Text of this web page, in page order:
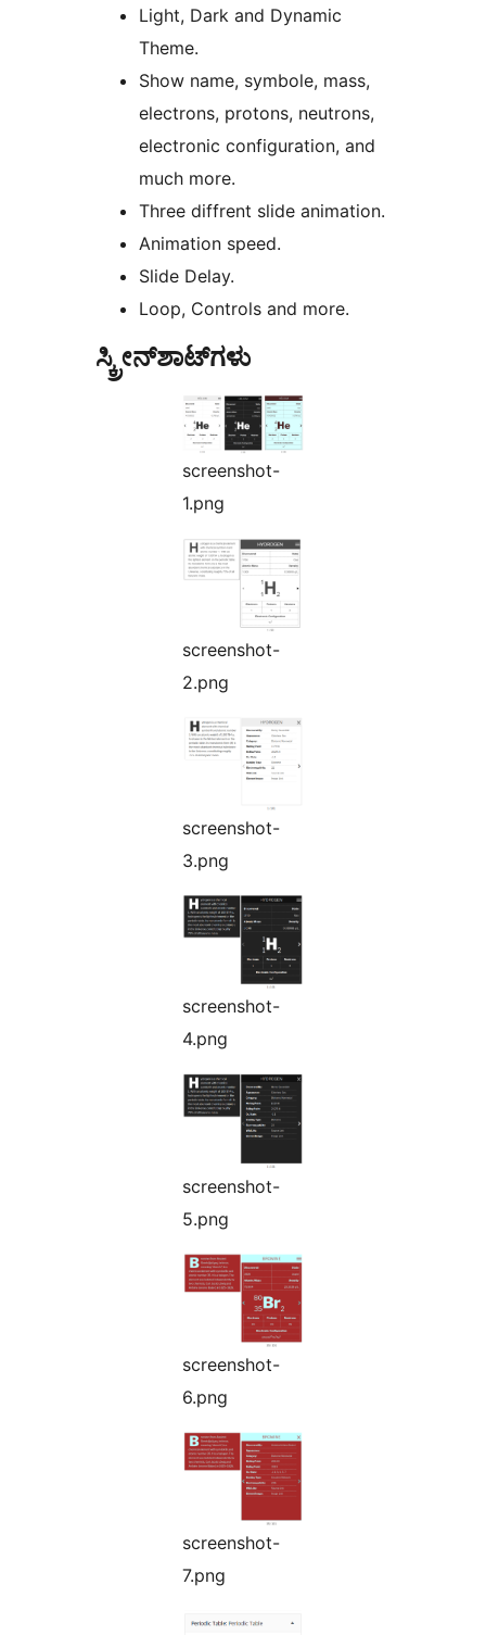
Light, Dark and Dynamic
Theme.
Show name, symbole, mass,
electrons, protons, neutrons,
electronic configuration, and
much more.
Three diffrent slide animation.
Animation speed.
Slide Delay.
Loop, Controls and more.
ಸ್ಕ್ರೀನ್‌ಶಾಟ್‌ಗಳು
screenshot-
1.png
screenshot-
2.png
screenshot-
3.png
screenshot-
4.png
screenshot-
5.png
screenshot-
6.png
screenshot-
7.png